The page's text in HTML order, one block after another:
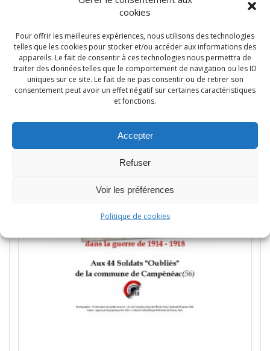
cookies
Pour offrir les meilleures expériences, nous utilisons des technologies
telles que les cookies pour stocker et/ou accéder aux informations des
appareils. Le fait de consentir à ces technologies nous permettra de
traiter des données telles que le comportement de navigation ou les ID
uniques sur ce site. Le fait de ne pas consentir ou de retirer son
consentement peut avoir un effet négatif sur certaines caractéristiques
et fonctions.
Accepter
Refuser
Voir les préférences
Politique de cookies
Ajouter au panier